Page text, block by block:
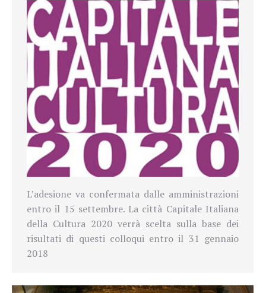
L’adesione va confermata dalle amministrazioni
entro il 15 settembre. La città Capitale Italiana
della Cultura 2020 verrà scelta sulla base dei
risultati di questi colloqui entro il 31 gennaio
2018